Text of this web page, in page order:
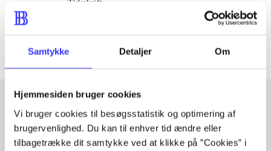
Samtykke Detaljer Om
Hjemmesiden bruger cookies
Vi bruger cookies til besøgsstatistik og optimering af
brugervenlighed. Du kan til enhver tid ændre eller
tilbagetrække dit samtykke ved at klikke på ”Cookies” i
Tidsskrift
Artiklerne i
Artikler med samme emner
Fra